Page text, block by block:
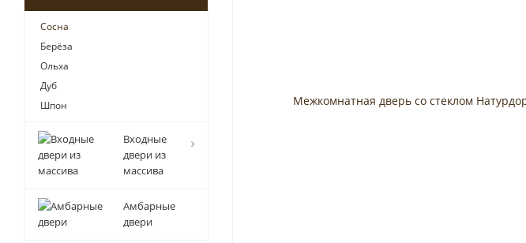
Сосна
Берёза
Ольха
Дуб
Шпон
Входные
двери из
массива
Амбарные
двери